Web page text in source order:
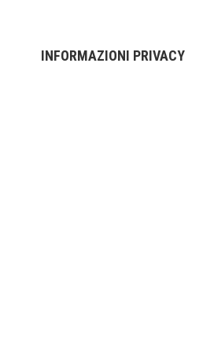
INFORMAZIONI PRIVACY